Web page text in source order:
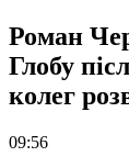
Роман
Глобу
колег
09:56